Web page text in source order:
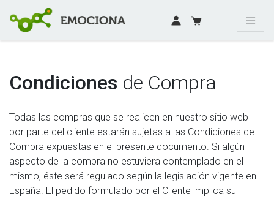
Condiciones de Compra
Todas las compras que se realicen en nuestro sitio web
por parte del cliente estarán sujetas a las Condiciones de
Compra expuestas en el presente documento. Si algún
aspecto de la compra no estuviera contemplado en el
mismo, éste será regulado según la legislación vigente en
España. El pedido formulado por el Cliente implica su